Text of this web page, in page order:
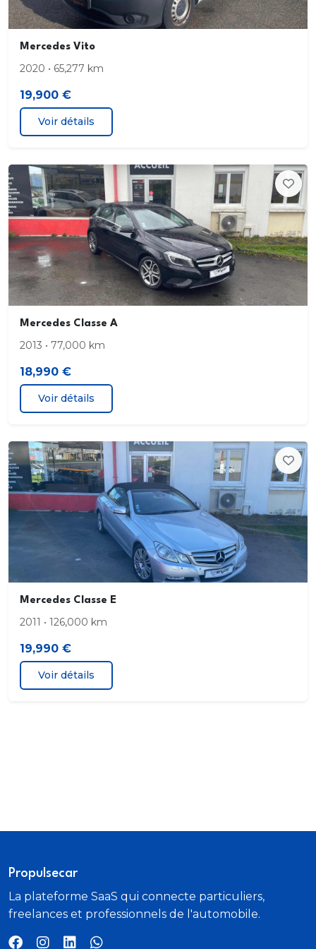
Bacs de portes avant
Banquette 1/3-2/3
Banquette AR rabattable
Banquette arrière 3 places
Boite à gants fermée
Boucliers AV et AR couleur caisse
Calandre chromée
Capteur de luminosité
Capteur de pluie
Ceinture de vitrage chromée
Ceintures avant ajustables en hauteur
Clim automatique bi-zones
Commandes vocales
Compte tours
Configuration 5 places
Contrôle élect. de la pression des pneus
EBD
Feux de freinage d'urgence
Feux de jour
Feux de jour à LED
Mercedes Vito
2020 • 65,277 km
19,900 €
Voir détails
Mercedes Classe A
2013 • 77,000 km
18,990 €
Voir détails
Mercedes Classe E
2011 • 126,000 km
19,990 €
Voir détails
Propulsecar
La plateforme SaaS qui connecte particuliers,
freelances et professionnels de l'automobile.